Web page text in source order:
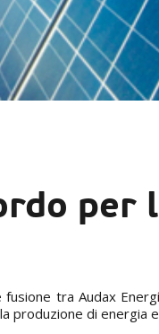
fusione tra Audax
di energia